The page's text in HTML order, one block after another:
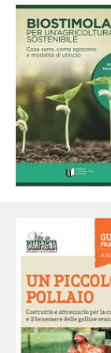
BLUMEN
PELLENC
MEDICINA
SCONTI
ZAPI
BENZA